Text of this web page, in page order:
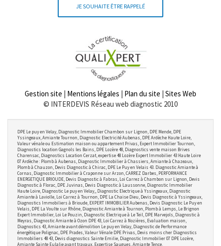
JE SOUHAITE ÊTRE RAPPELÉ
Gestion site Mentions légales Plan du site Sites Web
© INTERDEVIS Réseau web diagnostic 2010
DPE Le puy en Velay, Diagnostic Immobilier Chambon sur Lignon, DPE Mende, DPE
Yssingeaux, Amiante Tournon, Diagnostic Electricité Aubenas, DPE Ardèche Haute Loire,
Valeur vénale ou Estimation maison ou appartement Privas, Expert Immobilier Tournon,
Diagnostics location Gagnols les Bains, DPE Lozère 48, Diagnostics vente maison Brives
Charensac, Diagnostics Location Cerzat, expertise 48 Lozère Expert Immobilier 43 Haute Loire
07 Ardèche : Plomb à Aubenas, Diagnostic Immobilier à Chassiers, Amiante à Chazeaux,
Plomb à Chauzon, Devis Diagnostic à Chirac, DPE Le Puy en Velais 43. Diagnostic Amiante à
Cornas, Diagnostic Immobilier à Craponne sur Arzon, CARREZ Darbes, PERFORMANCE
ENERGETIQUE BRIOUDE, Devis Diagnostic à Fabras, Loi Carrez à Chambon sur Lignon, Devis
Diagnostic à Florac, DPE Juvinas, Devis Diagnostic à Laussonne, Diagnostic Immobilier
Haute Loire, Diagnostic Le puy en Velay,, Diagnostic Electrique à Yssingeaux, Diagnostic
Amiante à Laviolle, Loi Carrez à Tournon, DPE La Chaise Dieu, Devis Diagnostic à Yssingeaux,
Diagnostics Immobiliers à Brioude, EXPERT IMMOBILIER Aubenas, Devis Diagnostic Le Puy en
Velais, DPE La Voulte sur Rhône, Diagnostic Amiante à Tournon, Plomb à Lemps, Le Brignon
Expert Immobilier, Loi Le Pouzin, Diagnostic Electrique à Le Teil, DPE Marvejols, Diagnostic à
Meyras, Diagnostic Amiante à Ozon DPE 43, Loi Carrez à Nozières, Evaluation maison,
Diagnostics 43, Amiante avant démolition Le puy en Velay, Diagnostic de Performance
énergétique Polignac, DPE Prades, Valeur Vénale DPE Privas, Devis moins cher Diagnostics
Immobiliers 48 43, Devis diagnostics Sainte Emilie, Diagnostic Immobilier 07 DPE Lozère,
Amiante Sainte Eulalie avant travaux, Expertise Saugues, Amiante Tence.